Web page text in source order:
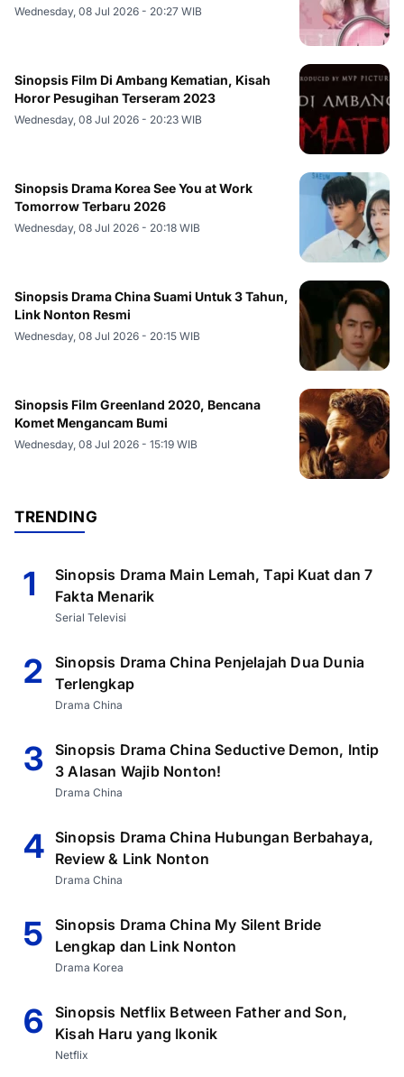
Wednesday, 08 Jul 2026 - 20:27 WIB
Sinopsis Film Di Ambang Kematian, Kisah
Horor Pesugihan Terseram 2023
Wednesday, 08 Jul 2026 - 20:23 WIB
Sinopsis Drama Korea See You at Work
Tomorrow Terbaru 2026
Wednesday, 08 Jul 2026 - 20:18 WIB
Sinopsis Drama China Suami Untuk 3 Tahun,
Link Nonton Resmi
Wednesday, 08 Jul 2026 - 20:15 WIB
Sinopsis Film Greenland 2020, Bencana
Komet Mengancam Bumi
Wednesday, 08 Jul 2026 - 15:19 WIB
TRENDING
1
Sinopsis Drama Main Lemah, Tapi Kuat dan 7
Fakta Menarik
Serial Televisi
2
Sinopsis Drama China Penjelajah Dua Dunia
Terlengkap
Drama China
3
Sinopsis Drama China Seductive Demon, Intip
3 Alasan Wajib Nonton!
Drama China
4 Sinopsis Drama China Hubungan Berbahaya,
Review & Link Nonton
Drama China
5
Sinopsis Drama China My Silent Bride
Lengkap dan Link Nonton
Drama Korea
6
Sinopsis Netflix Between Father and Son,
Kisah Haru yang Ikonik
Netflix